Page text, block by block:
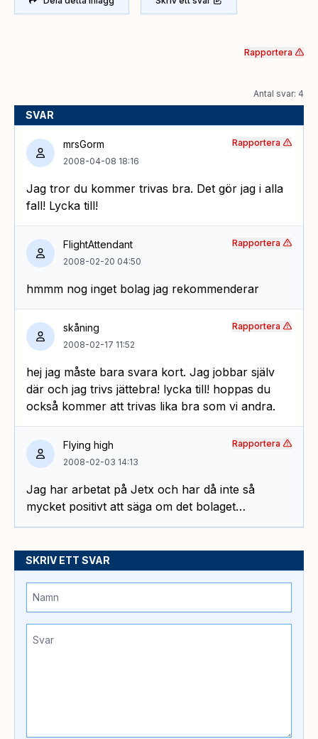
Rapportera
Antal svar: 4
SVAR
mrsGorm
2008-04-08 18:16
Jag tror du kommer trivas bra. Det gör jag i alla
fall! Lycka till!
Rapportera
FlightAttendant
2008-02-20 04:50
hmmm nog inget bolag jag rekommenderar
Rapportera
skåning
2008-02-17 11:52
hej jag måste bara svara kort. Jag jobbar själv
där och jag trivs jättebra! lycka till! hoppas du
också kommer att trivas lika bra som vi andra.
Rapportera
Flying high
2008-02-03 14:13
Jag har arbetat på Jetx och har då inte så
mycket positivt att säga om det bolaget…
Rapportera
SKRIV ETT SVAR